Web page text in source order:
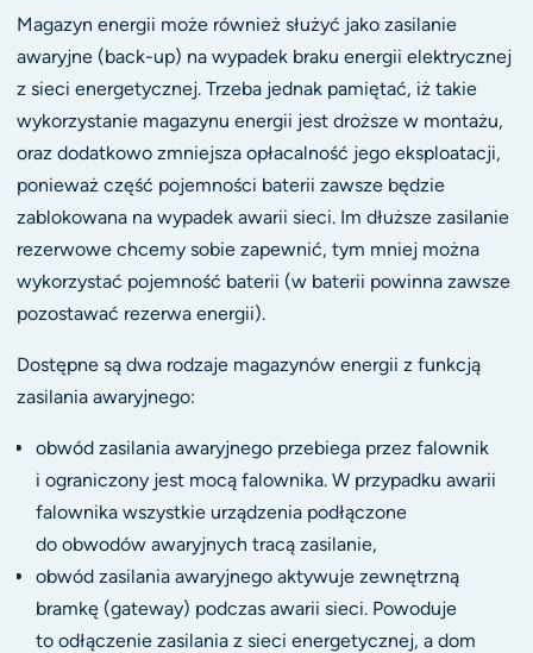
Magazyn energii może również służyć jako zasilanie
awaryjne (back-up) na wypadek braku energii elektrycznej
z sieci energetycznej. Trzeba jednak pamiętać, iż takie
wykorzystanie magazynu energii jest droższe w montażu,
oraz dodatkowo zmniejsza opłacalność jego eksploatacji,
ponieważ część pojemności baterii zawsze będzie
zablokowana na wypadek awarii sieci. Im dłuższe zasilanie
rezerwowe chcemy sobie zapewnić, tym mniej można
wykorzystać pojemność baterii (w baterii powinna zawsze
pozostawać rezerwa energii).
Dostępne są dwa rodzaje magazynów energii z funkcją
zasilania awaryjnego:
obwód zasilania awaryjnego przebiega przez falownik
i ograniczony jest mocą falownika. W przypadku awarii
falownika wszystkie urządzenia podłączone
do obwodów awaryjnych tracą zasilanie,
obwód zasilania awaryjnego aktywuje zewnętrzną
bramkę (gateway) podczas awarii sieci. Powoduje
to odłączenie zasilania z sieci energetycznej, a dom